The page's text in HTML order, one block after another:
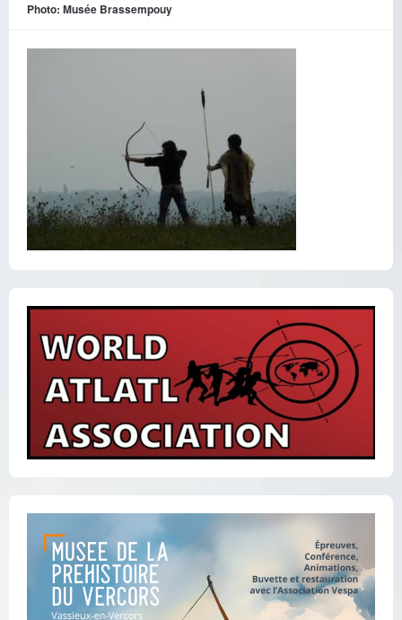
Photo: Musée Brassempouy